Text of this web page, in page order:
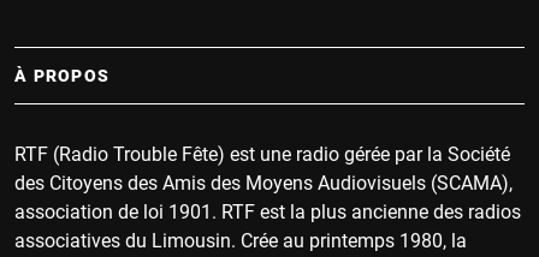
À PROPOS
RTF (Radio Trouble Fête) est une radio gérée par la Société
des Citoyens des Amis des Moyens Audiovisuels (SCAMA),
association de loi 1901. RTF est la plus ancienne des radios
associatives du Limousin. Crée au printemps 1980, la